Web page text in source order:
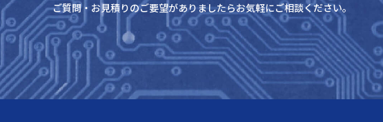
ご質問・お見積りのご要望がありましたらお気軽にご相談ください。